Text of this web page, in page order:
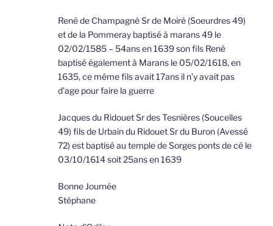
René de Champagné Sr de Moiré (Soeurdres 49)
et de la Pommeray baptisé à marans 49 le
02/02/1585 – 54ans en 1639 son fils René
baptisé également à Marans le 05/02/1618, en
1635, ce même fils avait 17ans il n’y avait pas
d’age pour faire la guerre
Jacques du Ridouet Sr des Tesnières (Soucelles
49) fils de Urbain du Ridouet Sr du Buron (Avessé
72) est baptisé au temple de Sorges ponts de cé le
03/10/1614 soit 25ans en 1639
Bonne Journée
Stéphane